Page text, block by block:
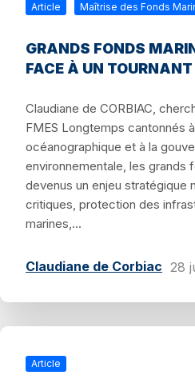
Article Maîtrise des Fonds
GRANDS FONDS
FACE À UN
Claudiane de CORBIAC,
FMES Longtemps cantonnés
océanographique et à la
environnementale, les grands
devenus un enjeu stratégique
critiques, protection des
marines,...
Claudiane de Corbiac 28
Article